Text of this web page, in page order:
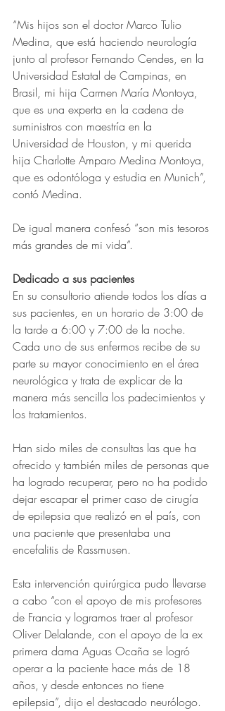
“Mis hijos son el doctor Marco Tulio
Medina, que está haciendo neurología
junto al profesor Fernando Cendes, en la
Universidad Estatal de Campinas, en
Brasil, mi hija Carmen María Montoya,
que es una experta en la cadena de
suministros con maestría en la
Universidad de Houston, y mi querida
hija Charlotte Amparo Medina Montoya,
que es odontóloga y estudia en Munich”,
contó Medina.
De igual manera confesó “son mis tesoros
más grandes de mi vida”.
Dedicado a sus pacientes
En su consultorio atiende todos los días a
sus pacientes, en un horario de 3:00 de
la tarde a 6:00 y 7:00 de la noche.
Cada uno de sus enfermos recibe de su
parte su mayor conocimiento en el área
neurológica y trata de explicar de la
manera más sencilla los padecimientos y
los tratamientos.
Han sido miles de consultas las que ha
ofrecido y también miles de personas que
ha logrado recuperar, pero no ha podido
dejar escapar el primer caso de cirugía
de epilepsia que realizó en el país, con
una paciente que presentaba una
encefalitis de Rassmusen.
Esta intervención quirúrgica pudo llevarse
a cabo “con el apoyo de mis profesores
de Francia y logramos traer al profesor
Oliver Delalande, con el apoyo de la ex
primera dama Aguas Ocaña se logró
operar a la paciente hace más de 18
años, y desde entonces no tiene
epilepsia”, dijo el destacado neurólogo.